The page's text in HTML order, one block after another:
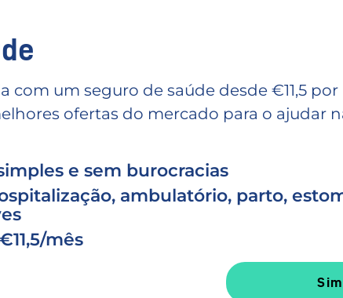
com um seguro de saúde desde €11,5 por
ofertas do mercado para o ajudar
e sem burocracias
ambulatório, parto,
mês